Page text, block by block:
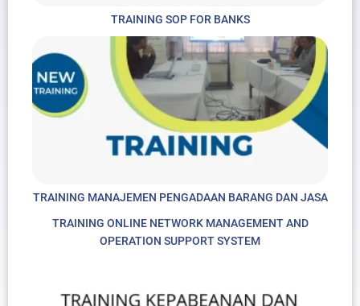
TRAINING SOP FOR BANKS
TRAINING MANAJEMEN PENGADAAN BARANG DAN JASA
TRAINING ONLINE NETWORK MANAGEMENT AND
OPERATION SUPPORT SYSTEM